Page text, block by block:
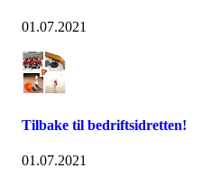
01.07.2021
Tilbake til bedriftsidretten!
01.07.2021